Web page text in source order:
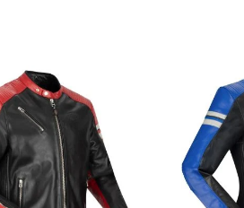
RÖCKE & KLEIDER